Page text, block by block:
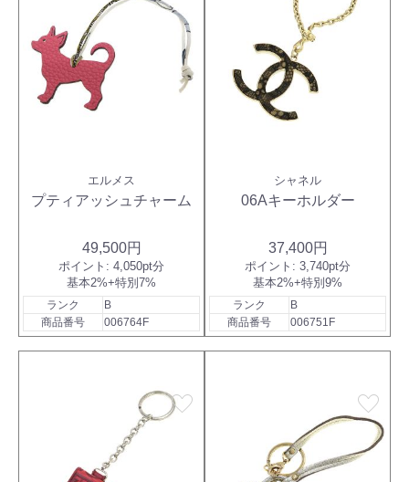
エルメス
プティアッシュチャーム
49,500円
ポイント: 4,050pt分
基本2%+特別7%
ランク
B
商品番号
006764F
シャネル
06Aキーホルダー
37,400円
ポイント: 3,740pt分
基本2%+特別9%
ランク
B
商品番号
006751F
favorite favorite